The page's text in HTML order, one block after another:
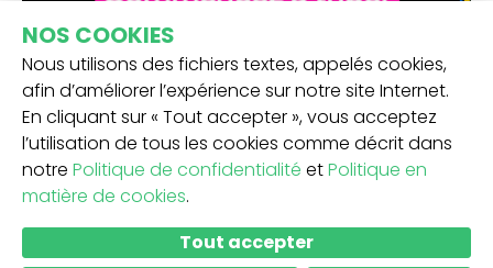
RECEVEZ NOTRE NEWSLETTER -
NOS COOKIES
Nous utilisons des fichiers textes, appelés cookies,
afin d’améliorer l’expérience sur notre site Internet.
En cliquant sur « Tout accepter », vous acceptez
l’utilisation de tous les cookies comme décrit dans
notre Politique de confidentialité etPolitique en
matière de cookies.
Tout accepter